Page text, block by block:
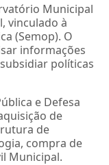
Municipal
vinculado à
(Semop). O
informações
políticas
e Defesa
de
de
compra de
Municipal.